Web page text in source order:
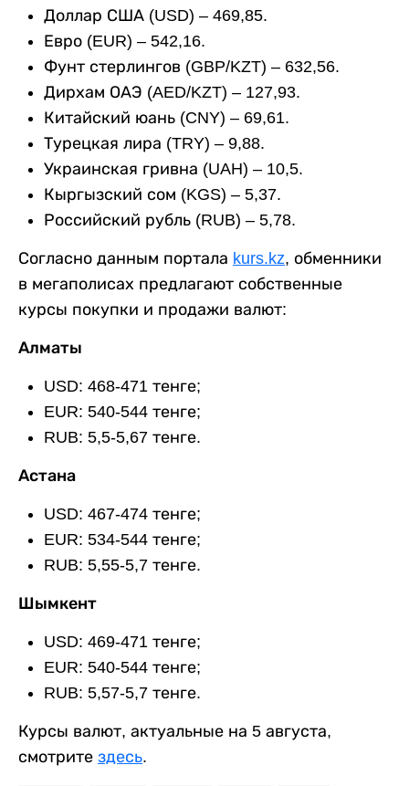
Доллар США (USD) – 469,85.
Евро (EUR) – 542,16.
Фунт стерлингов (GBP/KZT) – 632,56.
Дирхам ОАЭ (AED/KZT) – 127,93.
Китайский юань (CNY) – 69,61.
Турецкая лира (TRY) – 9,88.
Украинская гривна (UAH) – 10,5.
Кыргызский сом (KGS) – 5,37.
Российский рубль (RUB) – 5,78.
Согласно данным портала kurs.kz, обменники
в мегаполисах предлагают собственные
курсы покупки и продажи валют:
Алматы
USD: 468-471 тенге;
EUR: 540-544 тенге;
RUB: 5,5-5,67 тенге.
Астана
USD: 467-474 тенге;
EUR: 534-544 тенге;
RUB: 5,55-5,7 тенге.
Шымкент
USD: 469-471 тенге;
EUR: 540-544 тенге;
RUB: 5,57-5,7 тенге.
Курсы валют, актуальные на 5 августа,
смотрите здесь.